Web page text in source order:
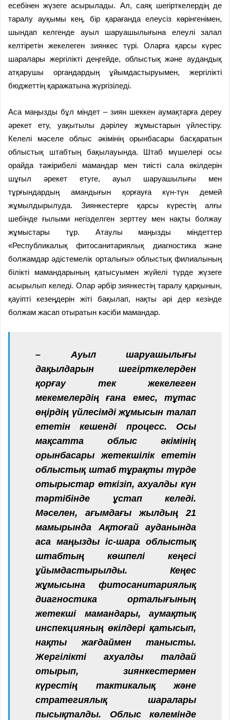
есебінен жүзеге асырылады. Ал, саяқ шегірткелердің де
таралу ауқымы кең, бір қарағанда елеусіз көрінгенімен,
шындап келгенде ауыл шаруашылығына елеулі залал
келтіретін жекелеген зиянкес түрі. Оларға қарсы күрес
шаралары жергілікті деңгейде, облыстық және аудандық
атқарушы органдардың ұйымдастыруымен, жергілікті
бюджеттің қаражатына жүргізіледі.
Аса маңызды бұл міндет – зиян шеккен аумақтарға дереу
әрекет ету, уақытылы дәрілеу жұмыстарын үйлестіру.
Келелі мәселе облыс әкімінің орынбасары басқаратын
облыстық штабтың бақылауында. Штаб мүшелері осы
орайда тәжірибелі мамандар мен тиісті сала өкілдерін
шұғыл әрекет етуге, ауыл шаруашылығы мен
тұрғындардың амандығын қорғауға күн-түн демей
жұмылдырылуда. Зиянкестерге қарсы күрестің алғы
шебінде ғылыми негізделген зерттеу мен нақты болжау
жұмыстары тұр. Атаулы маңызды міндеттер
«Республикалық фитосанитариялық диагностика және
болжамдар әдістемелік орталығы» облыстық филиалының
білікті мамандарының қатысуымен жүйелі түрде жүзеге
асырылып келеді. Олар әрбір зиянкестің таралу қарқынын,
қауіпті кезеңдерін жіті бақылап, нақты әрі дер кезінде
болжам жасап отыратын кәсіби мамандар.
– Ауыл шаруашылығы
дақылдарын шегірткелерден
қорғау тек жекелеген
мекемелердің ғана емес, тұтас
өңірдің үйлесімді жұмысын талап
ететін кешенді процесс. Осы
мақсатта облыс әкімінің
орынбасары жетекшілік ететін
облыстық штаб тұрақты түрде
отырыстар өткізіп, ахуалды күн
тәртібінде ұстап келеді.
Мәселен, ағымдағы жылдың 21
мамырында Ақтоғай ауданында
аса маңызды іс-шара облыстық
штабтың көшпелі кеңесі
ұйымдастырылды. Кеңес
жұмысына фитосанитариялық
диагностика орталығының
жетекші мамандары, аумақтық
инспекцияның өкілдері қатысып,
нақты жағдаймен танысты.
Жергілікті ахуалды талдай
отырып, зиянкестермен
күрестің тактикалық және
стратегиялық шаралары
пысықталды. Облыс көлемінде